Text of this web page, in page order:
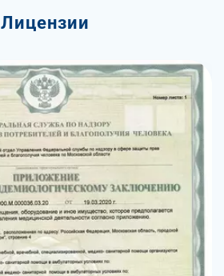
Лицензии